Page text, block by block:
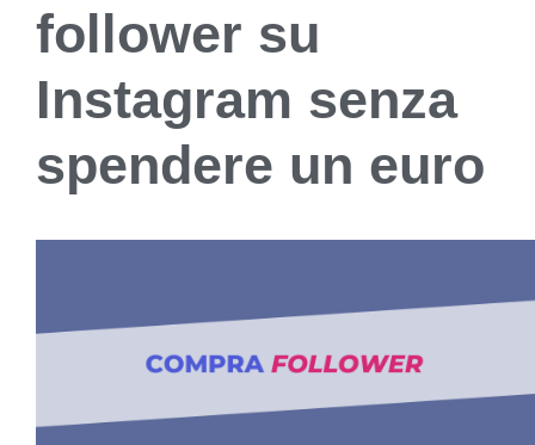
follower su
Instagram senza
spendere un euro